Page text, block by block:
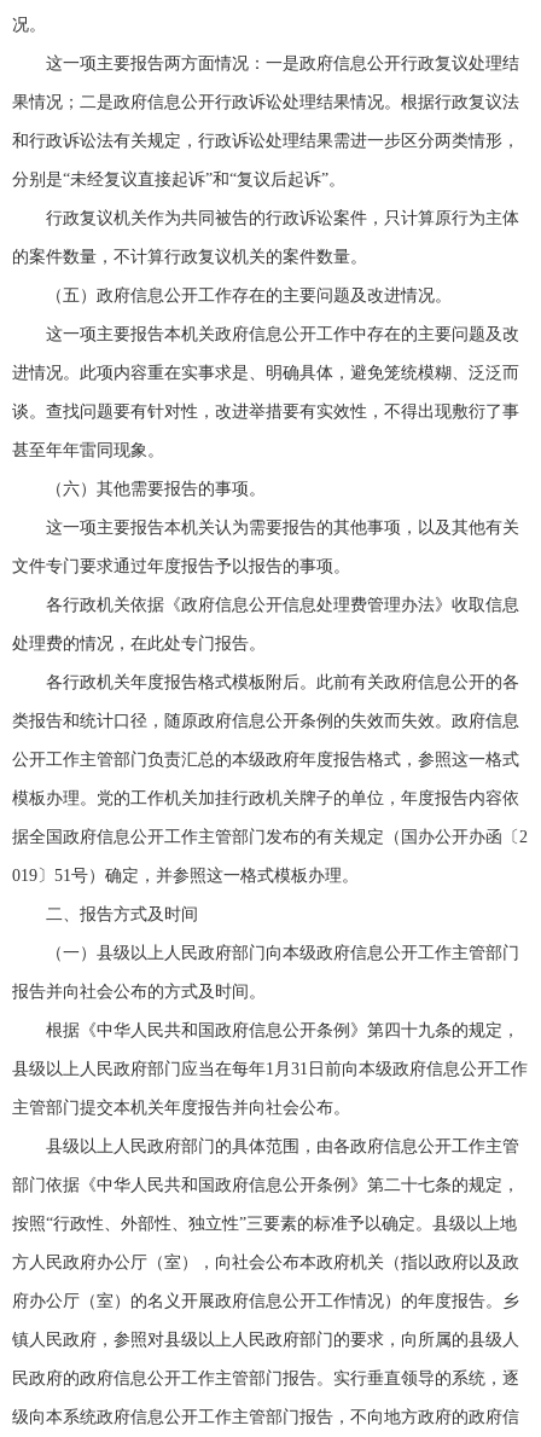
况。
这一项主要报告两方面情况：一是政府信息公开行政复议处理结
果情况；二是政府信息公开行政诉讼处理结果情况。根据行政复议法
和行政诉讼法有关规定，行政诉讼处理结果需进一步区分两类情形，
分别是“未经复议直接起诉”和“复议后起诉”。
行政复议机关作为共同被告的行政诉讼案件，只计算原行为主体
的案件数量，不计算行政复议机关的案件数量。
（五）政府信息公开工作存在的主要问题及改进情况。
这一项主要报告本机关政府信息公开工作中存在的主要问题及改
进情况。此项内容重在实事求是、明确具体，避免笼统模糊、泛泛而
谈。查找问题要有针对性，改进举措要有实效性，不得出现敷衍了事
甚至年年雷同现象。
（六）其他需要报告的事项。
这一项主要报告本机关认为需要报告的其他事项，以及其他有关
文件专门要求通过年度报告予以报告的事项。
各行政机关依据《政府信息公开信息处理费管理办法》收取信息
处理费的情况，在此处专门报告。
各行政机关年度报告格式模板附后。此前有关政府信息公开的各
类报告和统计口径，随原政府信息公开条例的失效而失效。政府信息
公开工作主管部门负责汇总的本级政府年度报告格式，参照这一格式
模板办理。党的工作机关加挂行政机关牌子的单位，年度报告内容依
据全国政府信息公开工作主管部门发布的有关规定（国办公开办函〔2
019〕51号）确定，并参照这一格式模板办理。
二、报告方式及时间
（一）县级以上人民政府部门向本级政府信息公开工作主管部门
报告并向社会公布的方式及时间。
根据《中华人民共和国政府信息公开条例》第四十九条的规定，
县级以上人民政府部门应当在每年1月31日前向本级政府信息公开工作
主管部门提交本机关年度报告并向社会公布。
县级以上人民政府部门的具体范围，由各政府信息公开工作主管
部门依据《中华人民共和国政府信息公开条例》第二十七条的规定，
按照“行政性、外部性、独立性”三要素的标准予以确定。县级以上地
方人民政府办公厅（室），向社会公布本政府机关（指以政府以及政
府办公厅（室）的名义开展政府信息公开工作情况）的年度报告。乡
镇人民政府，参照对县级以上人民政府部门的要求，向所属的县级人
民政府的政府信息公开工作主管部门报告。实行垂直领导的系统，逐
级向本系统政府信息公开工作主管部门报告，不向地方政府的政府信